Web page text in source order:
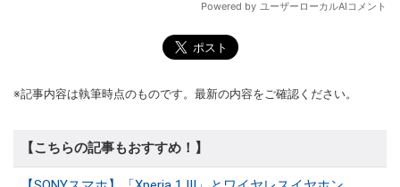
※記事内容は執筆時点のものです。最新の内容をご確認ください。
【こちらの記事もおすすめ！】